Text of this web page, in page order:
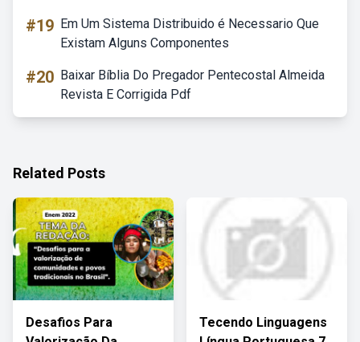
#19 Em Um Sistema Distribuido é Necessario Que
Existam Alguns Componentes
#20 Baixar Bíblia Do Pregador Pentecostal Almeida
Revista E Corrigida Pdf
Related Posts
Desafios Para
Tecendo Linguagens